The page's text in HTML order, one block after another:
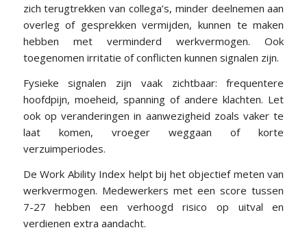
zich terugtrekken van collega’s, minder deelnemen aan
overleg of gesprekken vermijden, kunnen te maken
hebben met verminderd werkvermogen. Ook
toegenomen irritatie of conflicten kunnen signalen zijn.
Fysieke signalen zijn vaak zichtbaar: frequentere
hoofdpijn, moeheid, spanning of andere klachten. Let
ook op veranderingen in aanwezigheid zoals vaker te
laat komen, vroeger weggaan of korte
verzuimperiodes.
De Work Ability Index helpt bij het objectief meten van
werkvermogen. Medewerkers met een score tussen
7-27 hebben een verhoogd risico op uitval en
verdienen extra aandacht.